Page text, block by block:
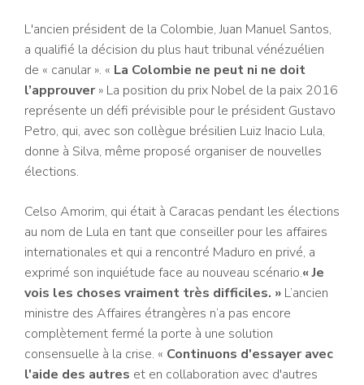
L'ancien président de la Colombie, Juan Manuel Santos,
a qualifié la décision du plus haut tribunal vénézuélien
de « canular ». « La Colombie ne peut ni ne doit
l’approuver» La position du prix Nobel de la paix 2016
représente un défi prévisible pour le président Gustavo
Petro, qui, avec son collègue brésilien Luiz Inacio Lula,
donne à Silva, même proposé organiser de nouvelles
élections.
Celso Amorim, qui était à Caracas pendant les élections
au nom de Lula en tant que conseiller pour les affaires
internationales et qui a rencontré Maduro en privé, a
exprimé son inquiétude face au nouveau scénario.« Je
vois les choses vraiment très difficiles. » L’ancien
ministre des Affaires étrangères n’a pas encore
complètement fermé la porte à une solution
consensuelle à la crise. « Continuons d'essayer avec
l'aide des autres et en collaboration avec d'autres